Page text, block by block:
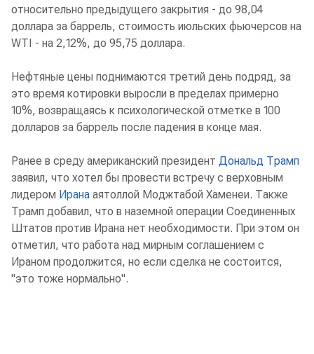
относительно предыдущего закрытия - до 98,04
доллара за баррель, стоимость июльских фьючерсов на
WTI - на 2,12%, до 95,75 доллара.
Нефтяные цены поднимаются третий день подряд, за
это время котировки выросли в пределах примерно
10%, возвращаясь к психологической отметке в 100
долларов за баррель после падения в конце мая.
Ранее в среду американский президент Дональд Трамп
заявил, что хотел бы провести встречу с верховным
лидером Ирана аятоллой Моджтабой Хаменеи. Также
Трамп добавил, что в наземной операции Соединенных
Штатов против Ирана нет необходимости. При этом он
отметил, что работа над мирным соглашением с
Ираном продолжится, но если сделка не состоится,
"это тоже нормально".